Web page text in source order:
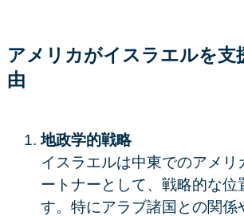
アメリカがイスラエルを支
由
地政学的戦略
イスラエルは中東でのアメリ
ートナーとして、戦略的な位
す。特にアラブ諸国との関係